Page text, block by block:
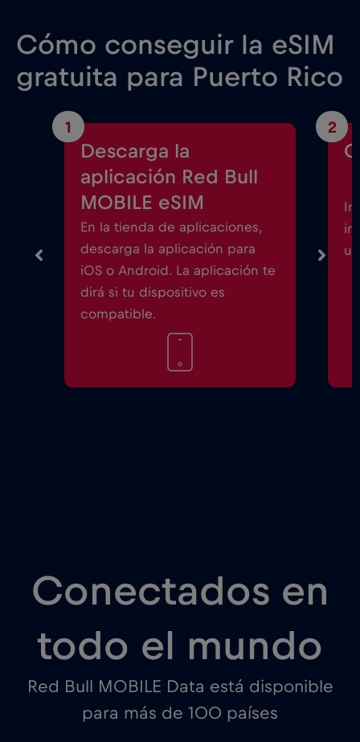
Cómo conseguir la eSIM
gratuita para Puerto Rico
1
Descarga la
aplicación Red Bull
MOBILE eSIM
En la tienda de aplicaciones,
descarga la aplicación para
iOS o Android. La aplicación te
dirá si tu dispositivo es
compatible.
2
Conectados en
todo el mundo
Red Bull MOBILE Data está disponible
para más de 100 países